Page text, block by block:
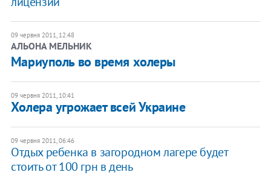
09 червня 2011, 12:48
АЛЬОНА МЕЛЬНИК
Мариуполь во время холеры
09 червня 2011, 10:41
Холера угрожает всей Украине
09 червня 2011, 06:46
Отдых ребенка в загородном лагере будет
стоить от 100 грн в день